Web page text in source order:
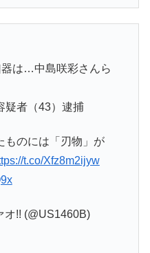
器は…中島咲彩さんら
疑者（43）逮捕
ものには「刃物」が
t.co/Xfz8m2ijyw
オ!! (@US1460B)